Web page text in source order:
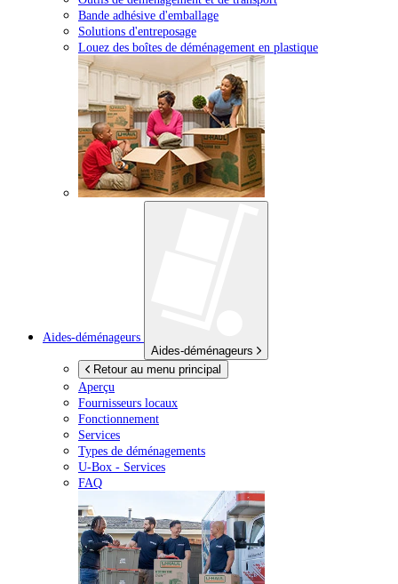
Bande adhésive d'emballage
Solutions d'entreposage
Louez des boîtes de déménagement en plastique
Aides-déménageurs
Aides-déménageurs
Retour au menu principal
Aperçu
Fournisseurs locaux
Fonctionnement
Services
Types de déménagements
U-Box - Services
FAQ